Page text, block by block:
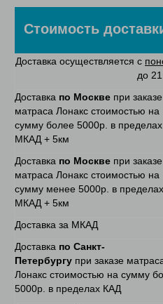
Стоимость
Доставка осуществляется с
до
Доставка по Москве при заказе
матраса Лонакс стоимостью на
сумму более 5000р. в пределах
МКАД + 5км
Доставка по Москве при заказе
матраса Лонакс стоимостью на
сумму менее 5000р. в пределах
МКАД + 5км
Доставка за МКАД
Доставка по Санкт-
Петербургу при заказе
Лонакс стоимостью на сумму
5000р. в пределах КАД